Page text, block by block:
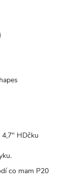
4,7" HDčku
co mam P20